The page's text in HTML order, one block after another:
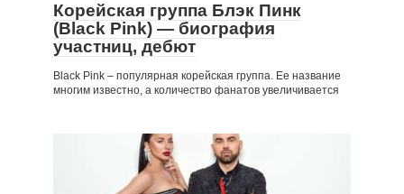
Корейская группа Блэк Пинк
(Black Pink) — биография
участниц, дебют
Black Pink – популярная корейская группа. Ее название
многим известно, а количество фанатов увеличивается